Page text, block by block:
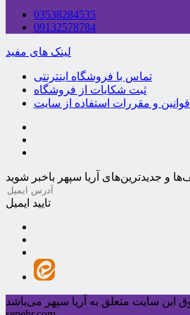
03538284535
09132578784
لینک های مفید
تماس با فروشگاه اینترنتی
ثبت شکایات از فروشگاه
قوانین و مقررات استفاده از سایت
تایید ایمیل